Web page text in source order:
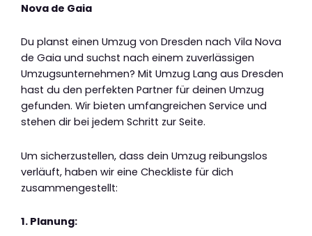
Nova de Gaia
Du planst einen Umzug von Dresden nach Vila Nova
de Gaia und suchst nach einem zuverlässigen
Umzugsunternehmen? Mit Umzug Lang aus Dresden
hast du den perfekten Partner für deinen Umzug
gefunden. Wir bieten umfangreichen Service und
stehen dir bei jedem Schritt zur Seite.
Um sicherzustellen, dass dein Umzug reibungslos
verläuft, haben wir eine Checkliste für dich
zusammengestellt:
1. Planung: